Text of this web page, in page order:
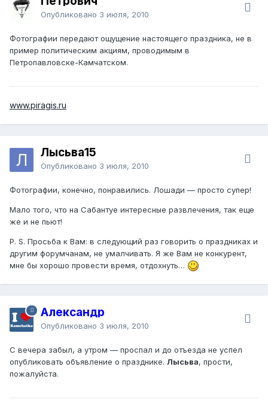
Опубликовано 3 июля, 2010
Фотографии передают ощущение настоящего праздника, не в
пример политическим акциям, проводимым в
Петропавловске-Камчатском.
www.piragis.ru
Лысьва15
Опубликовано 3 июля, 2010
Фотографии, конечно, понравились. Лошади — просто супер!
Мало того, что на Сабантуе интересные развлечения, так еще
же и не пьют!
P. S. Просьба к Вам: в следующий раз говорить о праздниках и
другим форумчанам, не умалчивать. Я же Вам не конкурент,
мне бы хорошо провести время, отдохнуть…
Александр
Опубликовано 3 июля, 2010
С вечера забыл, а утром — проспал и до отъезда не успел
опубликовать объявление о празднике. Лысьва, прости,
пожалуйста.